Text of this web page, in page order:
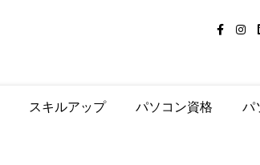
スキルアップ パソコン資格 パ